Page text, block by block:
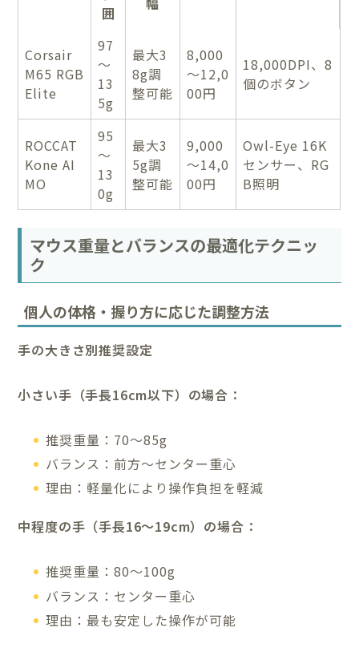
囲
Corsair
M65 RGB
Elite
97
～
13
5g
最大3
8g調
整可能
8,000
～12,0
00円
18,000DPI、8
個のボタン
ROCCAT
Kone AI
MO
95
～
13
0g
最大3
5g調
整可能
9,000
～14,0
00円
Owl-Eye 16K
センサー、RG
B照明
マウス重量とバランスの最適化テクニッ
ク
個人の体格・握り方に応じた調整方法
手の大きさ別推奨設定
小さい手（手長16cm以下）の場合：
推奨重量：70～85g
バランス：前方～センター重心
理由：軽量化により操作負担を軽減
中程度の手（手長16～19cm）の場合：
推奨重量：80～100g
バランス：センター重心
理由：最も安定した操作が可能